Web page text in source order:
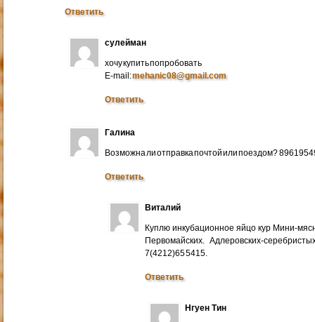
Ответить
сулейман
хочу купить попробовать
E-mail:mehanic08@gmail.com
Ответить
Галина
Возможна ли отправка почтой или поездом?
Ответить
Виталий
Куплю инкубационное яйцо кур Мини-
Первомайских. Адлеровских-
7(4212)65 5415.
Ответить
Нгуен Тин